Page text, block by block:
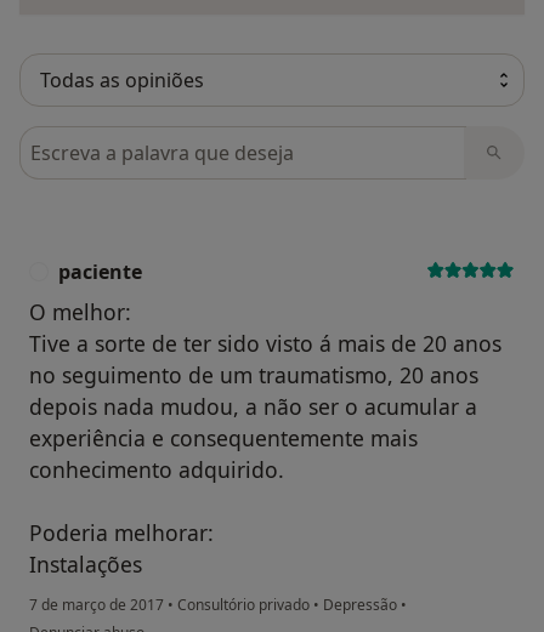
Pesquisar em opiniões
paciente
O melhor:
Tive a sorte de ter sido visto á mais de 20 anos
no seguimento de um traumatismo, 20 anos
depois nada mudou, a não ser o acumular a
experiência e consequentemente mais
conhecimento adquirido.
Poderia melhorar:
Instalações
7 de março de 2017 • Consultório privado • Depressão •
na opinião do utilizador paciente